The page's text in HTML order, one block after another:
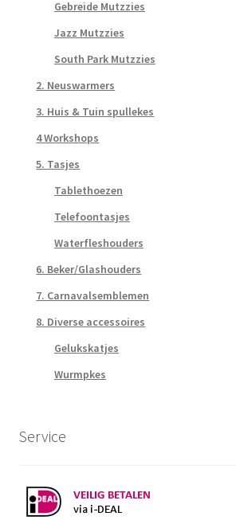
Gebreide Mutzzies
Jazz Mutzzies
South Park Mutzzies
2. Neuswarmers
3. Huis & Tuin spullekes
4 Workshops
5. Tasjes
Tablethoezen
Telefoontasjes
Waterfleshouders
6. Beker/Glashouders
7. Carnavalsemblemen
8. Diverse accessoires
Gelukskatjes
Wurmpkes
Service